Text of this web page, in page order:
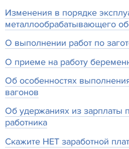
Изменения в порядке
металлообрабатывающего
О выполнении работ по
О приеме на работу
Об особенностях
вагонов
Об удержаниях из зарплаты
работника
Скажите НЕТ заработной